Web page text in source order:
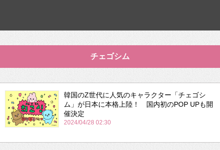
チェゴシム
韓国のZ世代に人気のキャラクター「チェゴシ
ム」が日本に本格上陸！ 国内初のPOP UPも開
催決定
2024/04/28 02:30